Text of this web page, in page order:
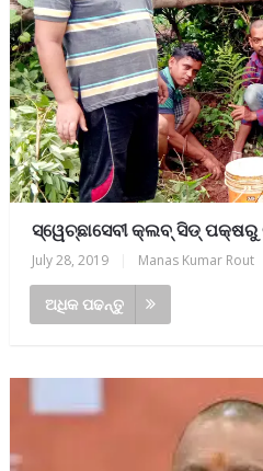
ସ୍ୱେଚ୍ଛାସେବୀ କ୍ଲବ୍ ସିଡ୍ ପକ୍ଷରୁ
July 28, 2019 Manas Kumar Rout
ଅଧିକ ପଢନ୍ତୁ